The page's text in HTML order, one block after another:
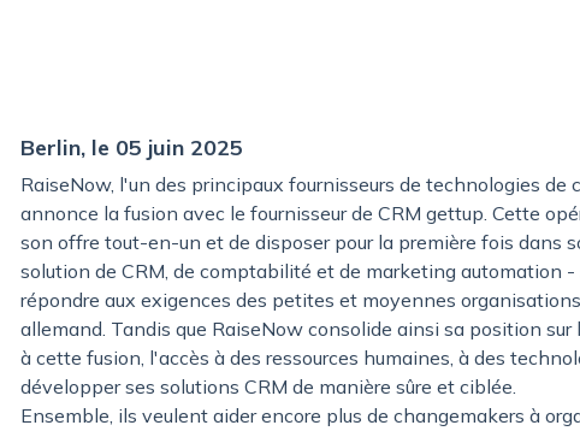
Berlin, le 05 juin 2025
RaiseNow, l'un des principaux fournisseurs de technologies
annonce la fusion avec le fournisseur de CRM gettup. Cette
son offre tout-en-un et de disposer pour la première fois dans
solution de CRM, de comptabilité et de marketing automation
répondre aux exigences des petites et moyennes
allemand. Tandis que RaiseNow consolide ainsi sa position
à cette fusion, l'accès à des ressources humaines, à des
développer ses solutions CRM de manière sûre et ciblée.
Ensemble, ils veulent aider encore plus de changemakers à